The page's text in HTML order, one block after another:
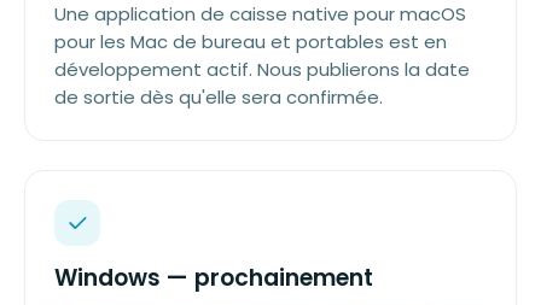
Une application de caisse native pour macOS
pour les Mac de bureau et portables est en
développement actif. Nous publierons la date
de sortie dès qu'elle sera confirmée.
Windows — prochainement